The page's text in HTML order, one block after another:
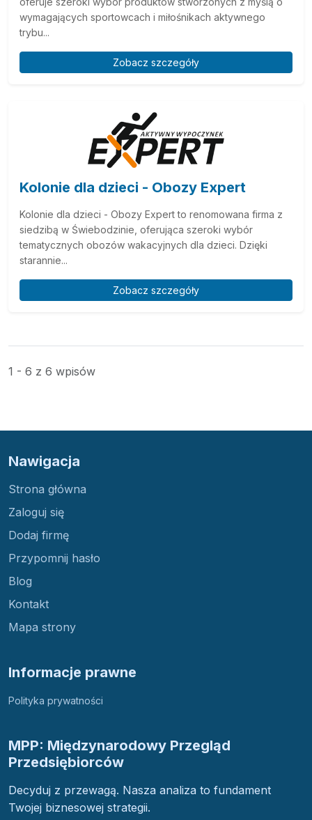
wymagających sportowcach i miłośnikach aktywnego
trybu...
Zobacz szczegóły
Kolonie dla dzieci - Obozy Expert
Kolonie dla dzieci - Obozy Expert to renomowana firma z
siedzibą w Świebodzinie, oferująca szeroki wybór
tematycznych obozów wakacyjnych dla dzieci. Dzięki
starannie...
Zobacz szczegóły
1 - 6 z 6 wpisów
Nawigacja
Strona główna
Zaloguj się
Dodaj firmę
Przypomnij hasło
Blog
Kontakt
Mapa strony
Informacje prawne
Polityka prywatności
MPP: Międzynarodowy Przegląd
Przedsiębiorców
Decyduj z przewagą. Nasza analiza to fundament
Twojej biznesowej strategii.